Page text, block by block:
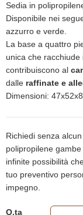
Sedia in
Disponibile nei
azzurro e verde.
La base a quattro
unica che racchiude
contribuiscono al
dalle raffinate e
Dimensioni:
Richiedi senza
polipropilene
infinite possibilità
tuo preventivo
impegno.
Q.ta